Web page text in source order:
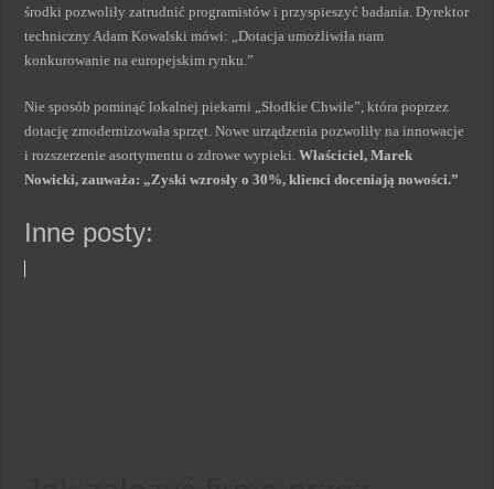
środki pozwoliły zatrudnić programistów i przyspieszyć badania. Dyrektor
techniczny Adam Kowalski mówi: „Dotacja umożliwiła nam
konkurowanie na europejskim rynku.”
Nie sposób pominąć lokalnej piekarni „Słodkie Chwile”, która poprzez
dotację zmodernizowała sprzęt. Nowe urządzenia pozwoliły na innowacje
i rozszerzenie asortymentu o zdrowe wypieki.Właściciel, Marek
Nowicki, zauważa: „Zyski wzrosły o 30%, klienci doceniają nowości.”
Inne posty: